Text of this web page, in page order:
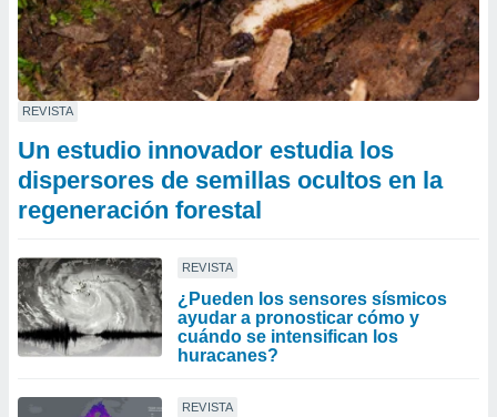
REVISTA
Un estudio innovador estudia los
dispersores de semillas ocultos en la
regeneración forestal
REVISTA
¿Pueden los sensores sísmicos
ayudar a pronosticar cómo y
cuándo se intensifican los
huracanes?
REVISTA